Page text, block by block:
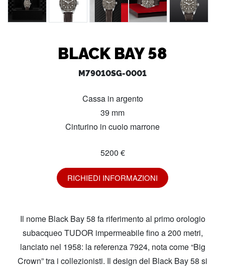
BLACK BAY 58
M79010SG-0001
Cassa in argento
39 mm
Cinturino in cuoio marrone
5200 €
RICHIEDI INFORMAZIONI
Il nome Black Bay 58 fa riferimento al primo orologio
subacqueo TUDOR impermeabile fino a 200 metri,
lanciato nel 1958: la referenza 7924, nota come “Big
Crown” tra i collezionisti. Il design del Black Bay 58 si